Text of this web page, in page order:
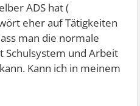
ADS hat (
eher auf Tätigkeiten
man die normale
Schulsystem und Arbeit
Kann ich in meinem